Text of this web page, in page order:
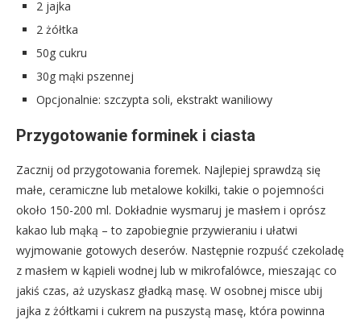
2 jajka
2 żółtka
50g cukru
30g mąki pszennej
Opcjonalnie: szczypta soli, ekstrakt waniliowy
Przygotowanie forminek i ciasta
Zacznij od przygotowania foremek. Najlepiej sprawdzą się
małe, ceramiczne lub metalowe kokilki, takie o pojemności
około 150-200 ml. Dokładnie wysmaruj je masłem i oprósz
kakao lub mąką – to zapobiegnie przywieraniu i ułatwi
wyjmowanie gotowych deserów. Następnie rozpuść czekoladę
z masłem w kąpieli wodnej lub w mikrofalówce, mieszając co
jakiś czas, aż uzyskasz gładką masę. W osobnej misce ubij
jajka z żółtkami i cukrem na puszystą masę, która powinna